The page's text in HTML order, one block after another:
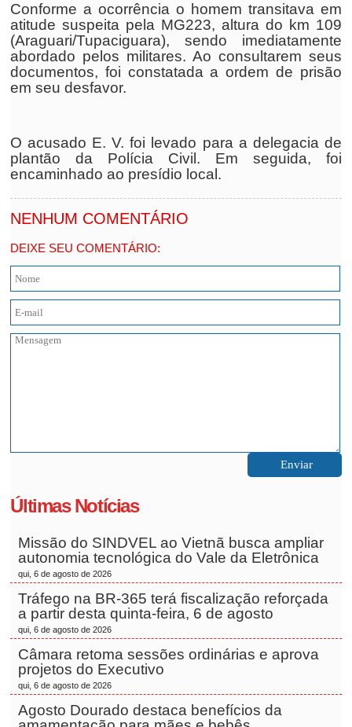
Conforme a ocorrência o homem transitava em
atitude suspeita pela MG223, altura do km 109
(Araguari/Tupaciguara), sendo imediatamente
abordado pelos militares. Ao consultarem seus
documentos, foi constatada a ordem de prisão
em seu desfavor.
O acusado E. V. foi levado para a delegacia de
plantão da Polícia Civil. Em seguida, foi
encaminhado ao presídio local.
NENHUM COMENTÁRIO
DEIXE SEU COMENTÁRIO:
Últimas Notícias
Missão do SINDVEL ao Vietnã busca ampliar
autonomia tecnológica do Vale da Eletrônica
qui, 6 de agosto de 2026
Tráfego na BR-365 terá fiscalização reforçada
a partir desta quinta-feira, 6 de agosto
qui, 6 de agosto de 2026
Câmara retoma sessões ordinárias e aprova
projetos do Executivo
qui, 6 de agosto de 2026
Agosto Dourado destaca benefícios da